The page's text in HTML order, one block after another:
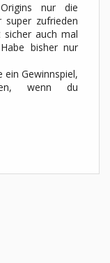
nur die
zufrieden
auch mal
bisher nur
Gewinnspiel,
wenn du